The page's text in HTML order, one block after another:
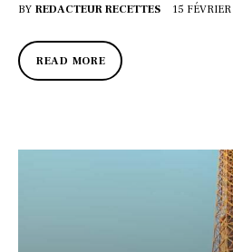
BY REDACTEUR RECETTES 15
READ MORE